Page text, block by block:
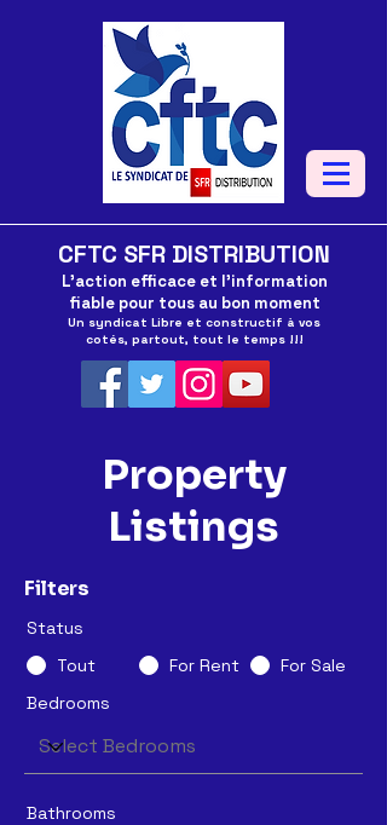
CFTC SFR DISTRIBUTION
L'action efficace et l'information
fiable pour tous au bon moment
Un syndicat Libre et constructif à vos
cotés, partout, tout le temps !!!
Property
Listings
Filters
Status
Tout
For Rent
For Sale
Bedrooms
Bathrooms